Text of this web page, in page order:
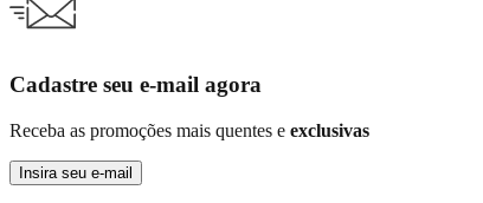
Cadastre seu e-mail agora
Receba as promoções mais quentes e exclusivas
Insira seu e-mail